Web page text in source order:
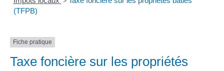
(TFPB)
Fiche pratique
Taxe foncière sur les propriétés